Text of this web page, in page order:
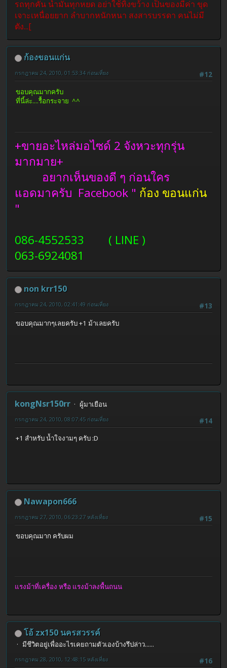
รถทุกคัน น้ำมันทุกหยด อย่าใช้ทิ้งขว้าง เป็นของมีค่า ขุด
เจาะเหนื่อยยาก ลำบากหนักหนา สงสารบรรดา คนไม่มี
ตัง...[
ก้องขอนแก่น
#12
กรกฎาคม 24, 2010, 01:53:34 ก่อนเที่ยง
ขอบคุณมากครับ
ที่นี้ล่ะ....รื้อกระจาย ^^
+ขายอะไหล่มอไซด์ 2 จังหวะทุกรุ่น
มากมาย+
อยากเห็นของดี ๆ ก่อนใคร
แอดมาครับ Facebook " ก้อง ขอนแก่น
"
086-4552533 ( LINE )
063-6924081
non krr150
#13
กรกฎาคม 24, 2010, 02:41:49 ก่อนเที่ยง
ขอบคุณมากๆเลยครับ +1 ม้าเลยครับ
kongNsr150rr
ผู้มาเยือน
#14
กรกฎาคม 24, 2010, 08:07:45 ก่อนเที่ยง
+1 สำหรับ น้ำใจงามๆ ครับ :D
Nawapon666
#15
กรกฎาคม 27, 2010, 06:23:27 หลังเที่ยง
ขอบคุณมาก ครับผม
แรงม้าที่เครื่อง หรือ แรงม้าลงพื้นถนน
โอ้ zx150 นครสวรรค์
มีชีวิตอยู่เพื่ออะไรเคยถามตัวเองบ้างรึปล่าว......
#16
กรกฎาคม 28, 2010, 12:48:15 หลังเที่ยง